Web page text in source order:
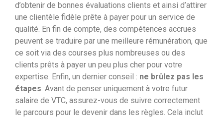
d’obtenir de bonnes évaluations clients et ainsi d’attirer
une clientèle fidèle prête à payer pour un service de
qualité. En fin de compte, des compétences accrues
peuvent se traduire par une meilleure rémunération, que
ce soit via des courses plus nombreuses ou des
clients prêts à payer un peu plus cher pour votre
expertise. Enfin, un dernier conseil : ne brûlez pas les
étapes. Avant de penser uniquement à votre futur
salaire de VTC, assurez-vous de suivre correctement
le parcours pour le devenir dans les règles. Cela inclut